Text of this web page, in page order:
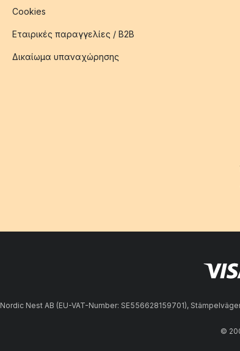
Cookies
Εταιρικές παραγγελίες / B2B
Δικαίωμα υπαναχώρησης
Nordic Nest AB (EU-VAT-Number: SE556628159701),
©